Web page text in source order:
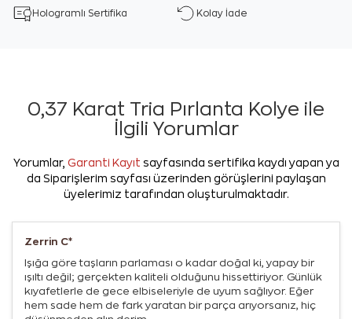
Hologramlı Sertifika Kolay İade
0,37 Karat Tria Pırlanta Kolye ile
İlgili Yorumlar
Yorumlar, Garanti Kayıt sayfasında sertifika kaydı yapan ya
da Siparişlerim sayfası üzerinden görüşlerini paylaşan
üyelerimiz tarafından oluşturulmaktadır.
Zerrin C*
Işığa göre taşların parlaması o kadar doğal ki, yapay bir
ışıltı değil; gerçekten kaliteli olduğunu hissettiriyor. Günlük
kıyafetlerle de gece elbiseleriyle de uyum sağlıyor. Eğer
hem sade hem de fark yaratan bir parça arıyorsanız, hiç